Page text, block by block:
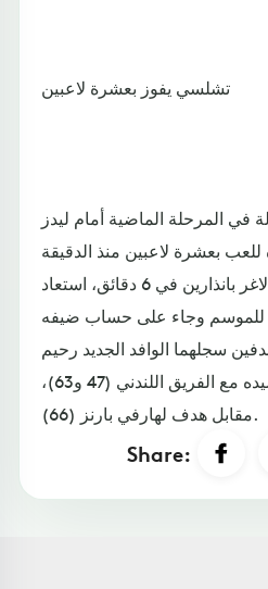
تشلسي يفوز بعشرة لاعبين
في المرحلة الماضية أمام ليدز
للعب بعشرة لاعبين منذ الدقيقة
28 بعد طرد كونور غالاغر بانذارين في 6 دقائق، استعاد
للموسم وجاء على حساب ضيفه
سجلهما الوافد الجديد رحيم
سترلينغ الذي افتتح رصيده مع الفريق اللندني (47 و63)،
مقابل هدف لهارفي بارنز (66).
Share: